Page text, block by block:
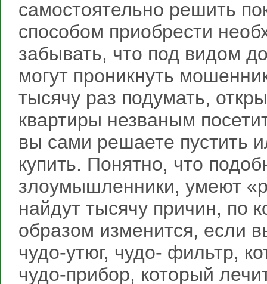
самостоятельно решить
способом приобрести
забывать, что под видом
могут проникнуть
тысячу раз подумать,
квартиры незваным
вы сами решаете пустить
купить. Понятно, что
злоумышленники, умеют
найдут тысячу причин, по
образом изменится, если
чудо-утюг, чудо- фильтр,
чудо-прибор, который